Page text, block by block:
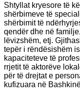
Shtyllat kryesore të
shërbimeve të
shërbimit të
qendër dhe në
lëvizshëm, etj.
tepër i rëndësishëm
kapaciteteve të
rrjetit të aktorëve
për të drejtat e
kufizuara në